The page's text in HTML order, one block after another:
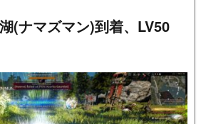
(ナマズマン)到着、LV50